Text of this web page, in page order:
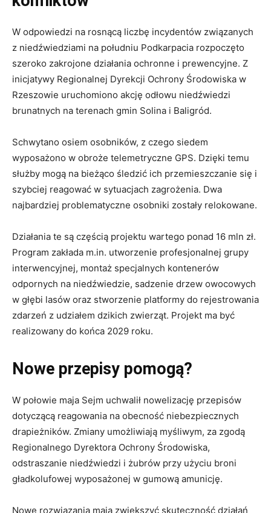
W odpowiedzi na rosnącą liczbę incydentów związanych
z niedźwiedziami na południu Podkarpacia rozpoczęto
szeroko zakrojone działania ochronne i prewencyjne. Z
inicjatywy Regionalnej Dyrekcji Ochrony Środowiska w
Rzeszowie uruchomiono akcję odłowu niedźwiedzi
brunatnych na terenach gmin Solina i Baligród.
Schwytano osiem osobników, z czego siedem
wyposażono w obroże telemetryczne GPS. Dzięki temu
służby mogą na bieżąco śledzić ich przemieszczanie się i
szybciej reagować w sytuacjach zagrożenia. Dwa
najbardziej problematyczne osobniki zostały relokowane.
Działania te są częścią projektu wartego ponad 16 mln zł.
Program zakłada m.in. utworzenie profesjonalnej grupy
interwencyjnej, montaż specjalnych kontenerów
odpornych na niedźwiedzie, sadzenie drzew owocowych
w głębi lasów oraz stworzenie platformy do rejestrowania
zdarzeń z udziałem dzikich zwierząt. Projekt ma być
realizowany do końca 2029 roku.
Nowe przepisy pomogą?
W połowie maja Sejm uchwalił nowelizację przepisów
dotyczącą reagowania na obecność niebezpiecznych
drapieżników. Zmiany umożliwiają myśliwym, za zgodą
Regionalnego Dyrektora Ochrony Środowiska,
odstraszanie niedźwiedzi i żubrów przy użyciu broni
gładkolufowej wyposażonej w gumową amunicję.
Nowe rozwiązania mają zwiększyć skuteczność działań